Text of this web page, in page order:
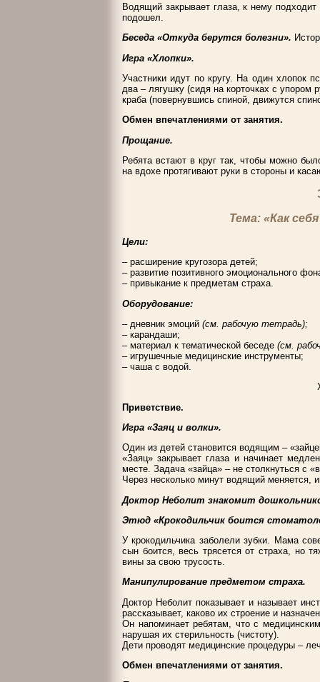
Водящий закрывает глаза, к нему
подошел.
Беседа «Откуда берутся болезни».
Игра «Хлопки».
Участники идут по кругу. На один хлопок
два – лягушку (сидя на корточках с упором
краба (повернувшись спиной, движутся
Обмен впечатлениями от занятия.
Прощание.
Ребята встают в круг так, чтобы можно
на вдохе протягивают руки в стороны и
Тема: «Как
Цели:
– расширение кругозора детей;
– развитие позитивного эмоционального
– привыкание к предметам страха.
Оборудование:
– дневник эмоций (см. рабочую тетрадь);
– карандаши;
– материал к тематической беседе (см.
– игрушечные медицинские инструменты;
– чаша с водой.
Приветствие.
Игра «Заяц и волки».
Один из детей становится водящим –
«Заяц» закрывает глаза и начинает
месте. Задача «зайца» – не столкнуться с
Через несколько минут водящий меняется,
Доктор Неболит знакомит
Этюд «Крокодильчик боится
У крокодильчика заболели зубки. Мама
сын боится, весь трясется от страха, но
вины за свою трусость.
Манипулирование предметом страха.
Доктор Неболит показывает и называет
рассказывает, каково их строение и
Он напоминает ребятам, что с
нарушая их стерильность (чистоту).
Дети проводят медицинские процедуры –
Обмен впечатлениями от занятия.